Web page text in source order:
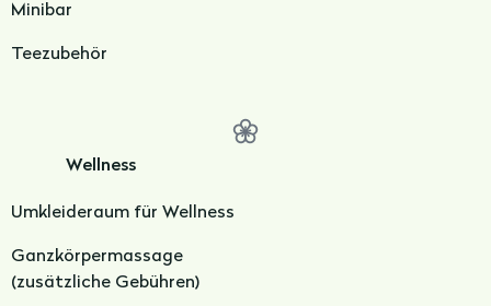
Minibar
Teezubehör
Wellness
Umkleideraum für Wellness
Ganzkörpermassage
(zusätzliche Gebühren)